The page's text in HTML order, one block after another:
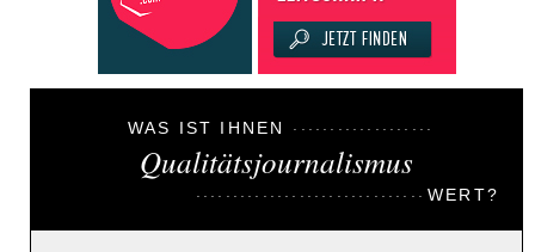
WAS IST IHNEN
Qualitätsjournalismus
WERT?